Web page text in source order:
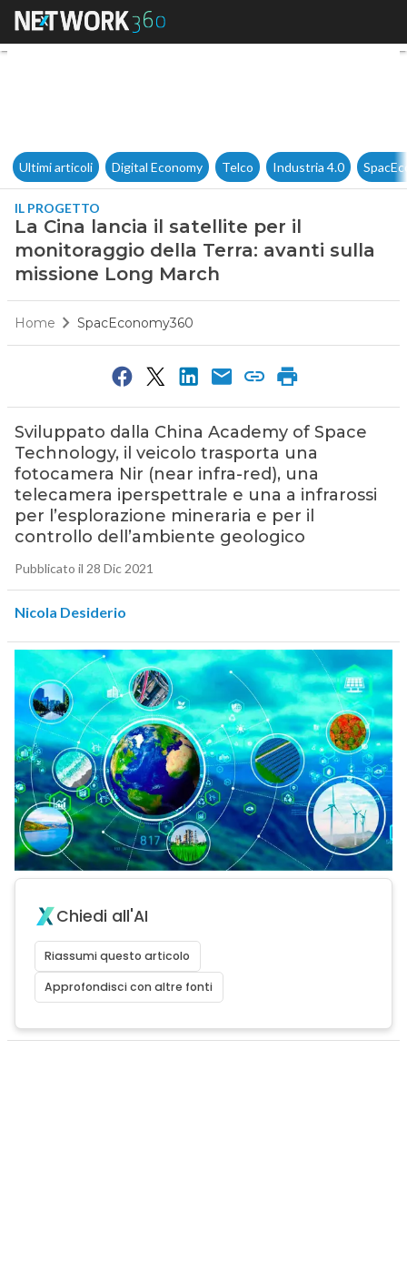
La Cina lancia il satellite per
Ultimi articoli Digital Economy Telco Industria 4.0
IL PROGETTO
La Cina lancia il satellite per il
monitoraggio della Terra: avanti sulla
missione Long March
Home SpacEconomy360
Sviluppato dalla China Academy of Space
Technology, il veicolo trasporta una
fotocamera Nir (near infra-red), una
telecamera iperspettrale e una a infrarossi
per l’esplorazione mineraria e per il
controllo dell’ambiente geologico
Pubblicato il 28 Dic 2021
Nicola Desiderio
Chiedi all'AI
Riassumi questo articolo
Approfondisci con altre fonti